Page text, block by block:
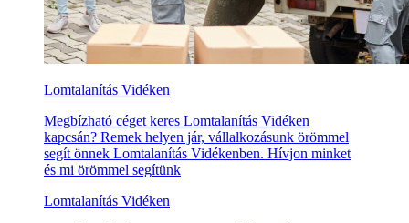
Lomtalanítás Vidéken
Megbízható céget keres Lomtalanítás Vidéken
kapcsán? Remek helyen jár, vállalkozásunk örömmel
segít önnek Lomtalanítás Vidékenben. Hívjon minket
és mi örömmel segítünk
Lomtalanítás Vidéken